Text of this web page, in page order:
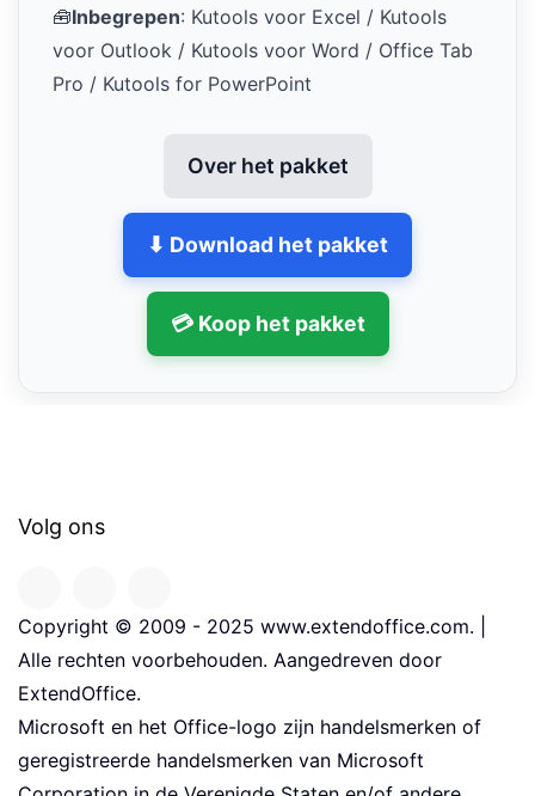
🧰Inbegrepen: Kutools voor Excel / Kutools
voor Outlook / Kutools voor Word / Office Tab
Pro / Kutools for PowerPoint
Over het pakket
⬇ Download het pakket
💳 Koop het pakket
Volg ons
Copyright © 2009 - 2025 www.extendoffice.com. |
Alle rechten voorbehouden. Aangedreven door
ExtendOffice.
Microsoft en het Office-logo zijn handelsmerken of
geregistreerde handelsmerken van Microsoft